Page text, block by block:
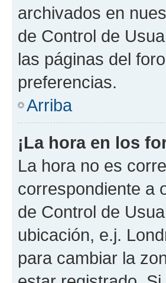
archivados en
de Control de
las páginas del
preferencias.
Arriba
¡La hora en los
La hora no es
correspondiente a
de Control de
ubicación, e.j.
para cambiar la